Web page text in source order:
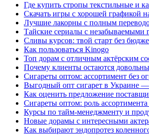
Где купить стропы текстильные и
Скачать игры с хорошей графикой
Лучшие лакорны с полным
Тайские сериалы с незабываемыми
Сливы курсов: твой старт без
Как пользоваться Kinogo
Топ дорам с отличным актёрским
Почему клиенты остаются довольны
Сигареты оптом: ассортимент без
Выгодный опт сигарет в Украине —
Как оценить предложение
Сигареты оптом: роль ассортимента
Курсы по тайм-менеджменту и
Новые дорамы с интересными
Как выбирают эндопротез